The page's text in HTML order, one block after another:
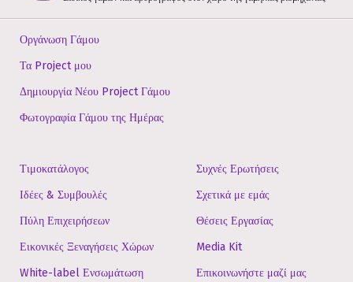
Οργάνωση Γάμου
Τα Project μου
Δημιουργία Νέου Project Γάμου
Φωτογραφία Γάμου της Ημέρας
Τιμοκατάλογος
Ιδέες & Συμβουλές
Πύλη Επιχειρήσεων
Εικονικές Ξεναγήσεις Χώρων
White-label Ενσωμάτωση
Συχνές Ερωτήσεις
Σχετικά με εμάς
Θέσεις Εργασίας
Media Kit
Επικοινωνήστε μαζί μας